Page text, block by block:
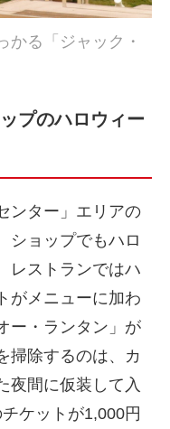
かる「ジャック・
プのハロウィー
ンター」エリアの
ショップでもハロ
レストランではハ
がメニューに加わ
ー・ランタン」が
掃除するのは、カ
夜間に仮装して入
ケットが1,000円